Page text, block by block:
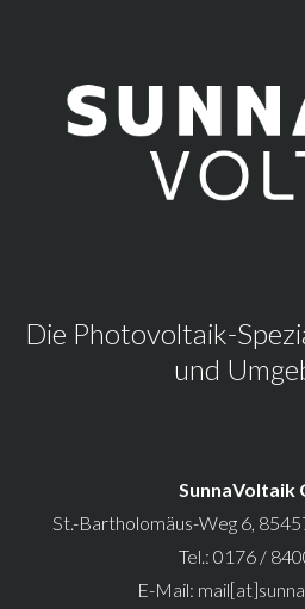
Die Photovoltaik-
und
SunnaVoltaik
St.-Bartholomäus-Weg 6,
Tel.: 0176 /
E-Mail: